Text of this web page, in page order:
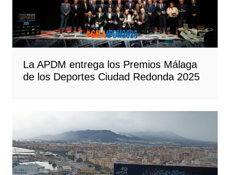
La APDM entrega los Premios Málaga
de los Deportes Ciudad Redonda 2025